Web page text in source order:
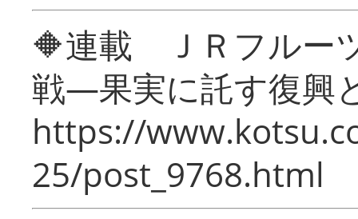
🔶連載 ＪＲフルー
戦―果実に託す復興
https://
25/post_9768.html